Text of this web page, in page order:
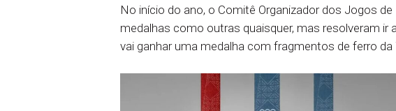
No início do ano, o Comitê Organizador dos Jogos
medalhas como outras quaisquer, mas resolveram ir
vai ganhar uma medalha com fragmentos de ferro da